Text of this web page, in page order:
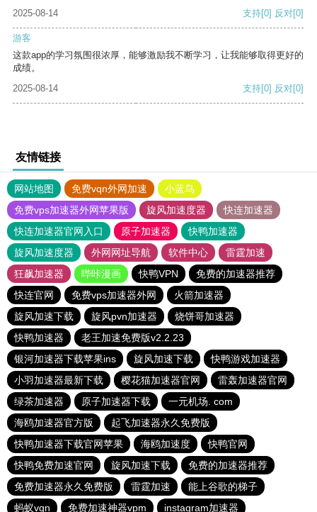
2025-08-14 支持[0] 反对[0]
游客
这款app的学习氛围很浓厚，能够激励我不断学习，让我能够取得更好的
成绩。
2025-08-14
支持[0] 反对[0]
友情链接
网站地图 免费vqn外网加速
小蓝鸟
免费vps加速器外网苹果版
旋风加速度器
快连加速器
快连加速器官网入口
原子加速器
快鸭加速器
旋风加速度器
外网网址导航 软件中心
雷霆加速
狂飙加速器
哔咔漫画 快鸭VPN
免费的加速器推荐
快连官网
免费vps加速器外网
火箭加速器
旋风加速下载
旋风pvn加速器
烧饼哥加速器
快鸭加速器
老王加速免费版v2.2.23
银河加速器下载苹果ins
旋风加速下载
快鸭游戏加速器
小羽加速器最新下载
樱花猫加速器官网
雷轰加速器官网
绿茶加速器
原子加速器下载
一元机场. com
海鸥加速器官方版
起飞加速器永久免费版
快鸭加速器下载官网苹果
海鸥加速度
快鸭官网
快鸭免费加速官网
旋风加速下载
免费的加速器推荐
免费加速器永久免费版
雷霆加速
能上谷歌的梯子
蚂蚁vqn
免费加速神器vpm instagram加速器